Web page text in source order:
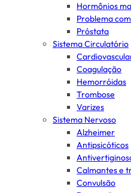
Hormônios
Problema
Próstata
Sistema Circulatório
Coagulação
Hemorróidas
Trombose
Varizes
Sistema Nervoso
Alzheimer
Antipsicóticos
Calmantes e
Convulsão